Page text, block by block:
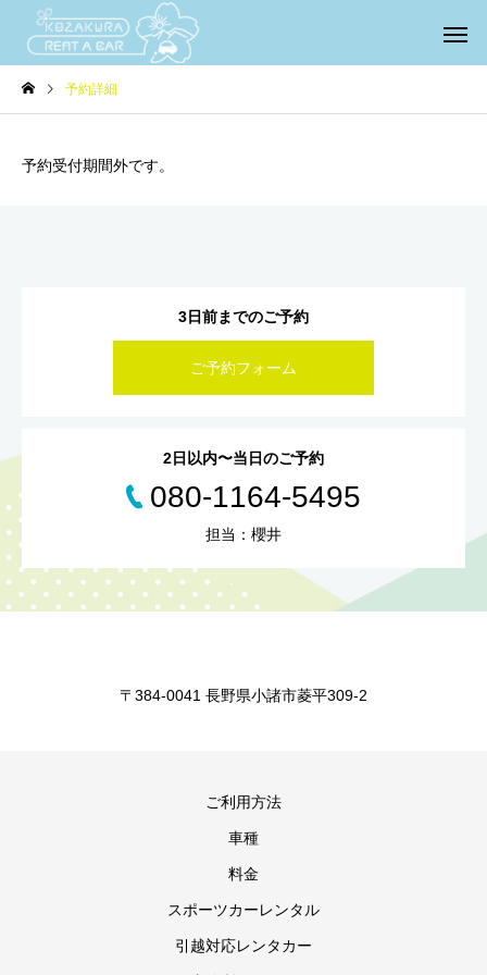
予約詳細
予約受付期間外です。
3日前までのご予約
ご予約フォーム
2日以内〜当日のご予約
080-1164-5495
担当：櫻井
〒384-0041 長野県小諸市菱平309-2
ご利用方法
車種
料金
スポーツカーレンタル
引越対応レンタカー